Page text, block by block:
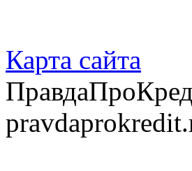
Карта сайта